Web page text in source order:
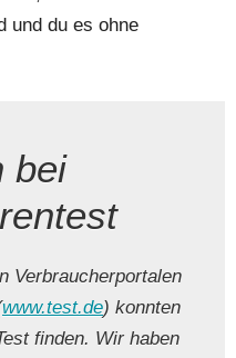
und du es ohne
bei
Verbraucherportalen
www.test.de) konnten
finden. Wir haben